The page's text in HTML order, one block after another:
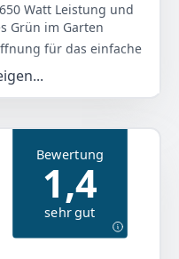
Watt Leistung und
Grün im Garten
für das einfache
für gründliches
schnelle
stabile 33,3mm (R1
und einfache
Gewicht
Bewertung
1,4
sehr gut